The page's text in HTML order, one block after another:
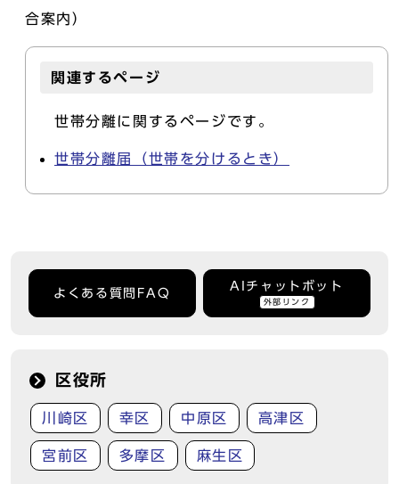
合案内）
関連するページ
世帯分離に関するページです。
世帯分離届（世帯を分けるとき）
よくある質問FAQ
AIチャットボット
外部リンク
区役所
川崎区 幸区 中原区 高津区
宮前区 多摩区 麻生区